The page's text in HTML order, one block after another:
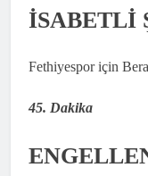
İSABETLİ
Fethiyespor için
45. Dakika